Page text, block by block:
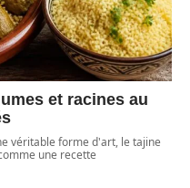
et racines au
véritable forme d'art, le tajine
une recette